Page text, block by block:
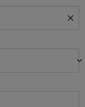
close
keyboard_arrow_down